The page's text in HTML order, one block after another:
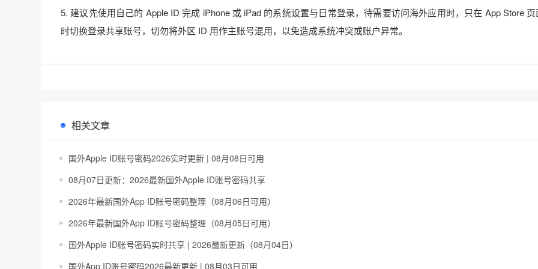
5. 建议先使用自己的 Apple ID 完成 iPhone 或 iPad 的系统设置与日常登录，待需要访问海外应用时，只在 App Store
时切换登录共享账号，切勿将外区 ID 用作主账号混用，以免造成系统冲突或账户异常。
相关文章
国外Apple ID账号密码2026实时更新 | 08月08日可用
08月07日更新：2026最新国外Apple ID账号密码共享
2026年最新国外App ID账号密码整理（08月06日可用）
2026年最新国外App ID账号密码整理（08月05日可用）
国外Apple ID账号密码实时共享 | 2026最新更新（08月04日）
国外App ID账号密码2026最新更新 | 08月03日可用